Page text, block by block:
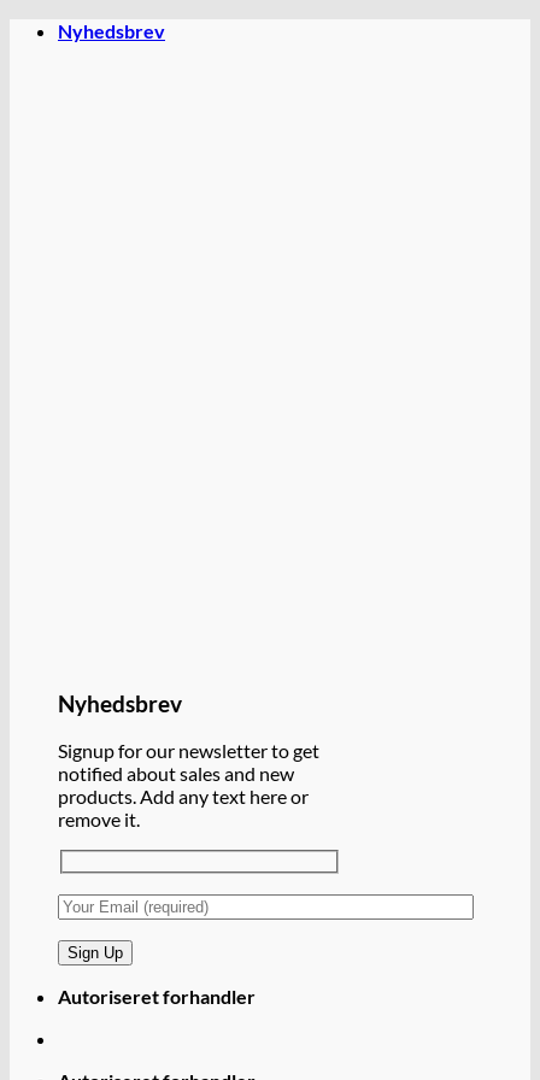
FortsætNyhedsbrev
Nyhedsbrev
Signup for our newsletter to get
notified about sales and new
products. Add any text here or
remove it.
Autoriseret forhandler